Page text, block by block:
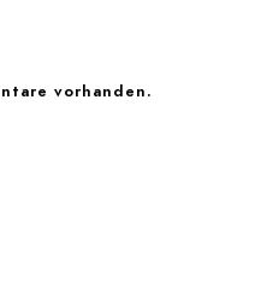
vorhanden.